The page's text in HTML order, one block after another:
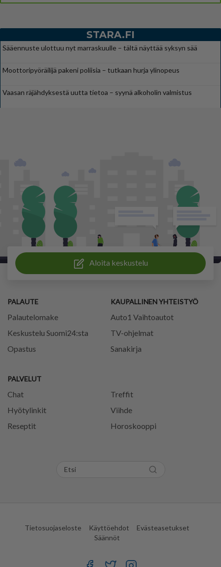
STARA.FI
Sääennuste ulottuu nyt marraskuulle – tältä näyttää syksyn sää
Moottoripyöräilijä pakeni poliisia – tutkaan hurja ylinopeus
Vaasan räjähdyksestä uutta tietoa – syynä alkoholin valmistus
Aloita keskustelu
PALAUTE
Palautelomake
Keskustelu Suomi24:sta
Opastus
PALVELUT
Chat
Treffit
Hyötylinkit
Viihde
Reseptit
Horoskooppi
KAUPALLINEN YHTEISTYÖ
Auto1 Vaihtoautot
TV-ohjelmat
Sanakirja
Tietosuojaseloste Käyttöehdot
Evästeasetukset
Säännöt